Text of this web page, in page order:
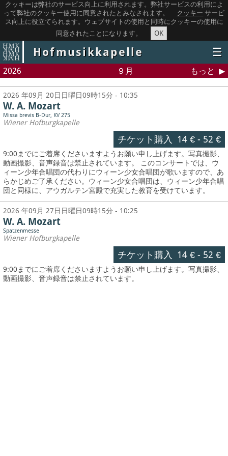
クッキーは弊社のサービス向上に利用されます。弊社サービスの利用によ
って弊社のクッキー使用に同意されたとみなされます。
クッキー サービ
ス向上に役立てられます。ウェブサイトの使用と同時にクッキーの使用に
同意されたことになります。
OK
Hofmusikkapelle ☰
2026 ９月 もっと
2026 年09月 20日日曜日09時15分 - 10:35
W. A. Mozart
Missa brevis B-Dur, KV 275
Wiener Hofburgkapelle
チケット購入 14 €- 52 €
9:00までにご着席くださいますようお願い申し上げます。写真撮影、
動画撮影、音声録音は禁止されています。 このコンサートでは、ウ
ィーン少年合唱団の代わりにウィーン少女合唱団が歌いますので、あ
らかじめご了承ください。ウィーン少女合唱団は、ウィーン少年合唱
団と同様に、アウガルテン宮殿で充実した教育を受けています。
2026 年09月 27日日曜日09時15分 - 10:25
W. A. Mozart
Spatzenmesse
Wiener Hofburgkapelle
チケット購入 14 €- 52 €
9:00までにご着席くださいますようお願い申し上げます。写真撮影、
動画撮影、音声録音は禁止されています。